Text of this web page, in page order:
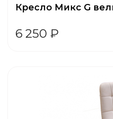
Кресло Микс G
6 250 ₽